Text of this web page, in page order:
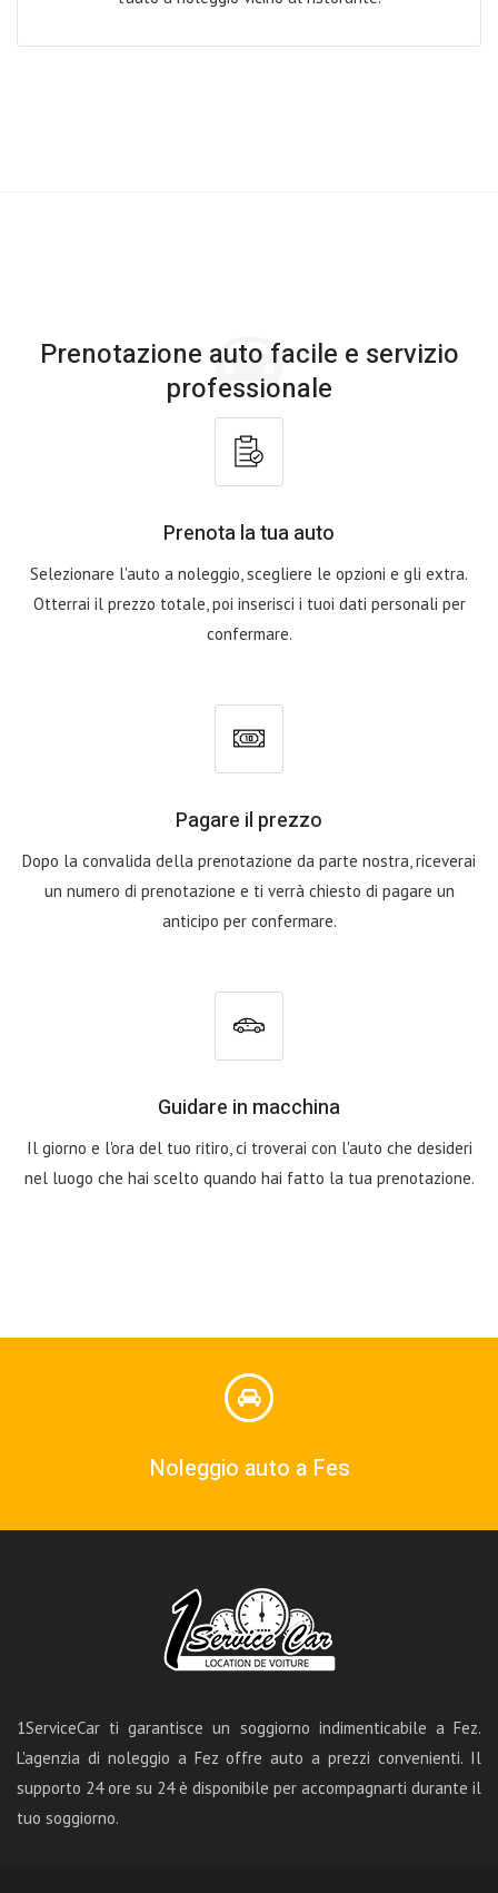
Prenotazione auto facile e servizio
professionale
Prenota la tua auto
Selezionare l'auto a noleggio, scegliere le opzioni e gli extra.
Otterrai il prezzo totale, poi inserisci i tuoi dati personali per
confermare.
Pagare il prezzo
Dopo la convalida della prenotazione da parte nostra, riceverai
un numero di prenotazione e ti verrà chiesto di pagare un
anticipo per confermare.
Guidare in macchina
Il giorno e l'ora del tuo ritiro, ci troverai con l'auto che desideri
nel luogo che hai scelto quando hai fatto la tua prenotazione.
Noleggio auto a Fes
1ServiceCar ti garantisce un soggiorno indimenticabile a Fez.
L'agenzia di noleggio a Fez offre auto a prezzi convenienti. Il
supporto 24 ore su 24 è disponibile per accompagnarti durante il
tuo soggiorno.